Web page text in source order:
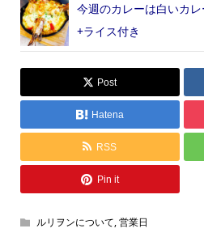
今週のカレーは白いカ
+ライス付き
Post
Hatena
RSS
Pin it
ルリヲンについて,営業日